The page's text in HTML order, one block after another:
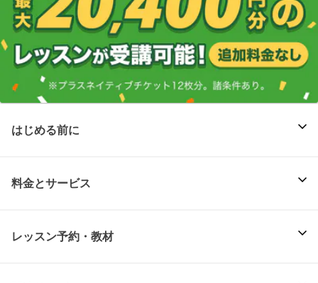
はじめる前に
料金とサービス
レッスン予約・教材